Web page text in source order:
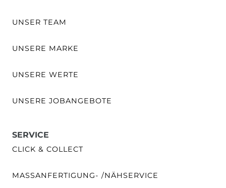
UNSER TEAM
UNSERE MARKE
UNSERE WERTE
UNSERE JOBANGEBOTE
SERVICE
CLICK & COLLECT
MASSANFERTIGUNG- /NÄHSERVICE